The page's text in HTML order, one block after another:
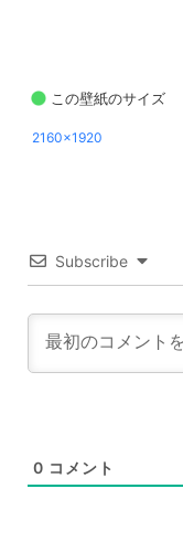
この壁紙のサイズ
2160x1920
Subscribe
0 コメント